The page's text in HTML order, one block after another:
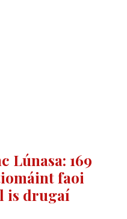
Lúnasa: 169
faoi
is drugaí